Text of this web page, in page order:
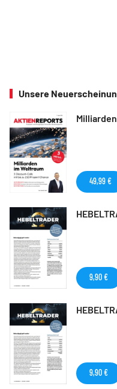
Unsere
49,99 €
9,90 €
9,90 €